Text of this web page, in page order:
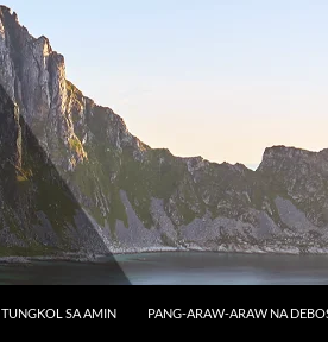
TUNGKOL SA AMIN
PANG-ARAW-ARAW NA